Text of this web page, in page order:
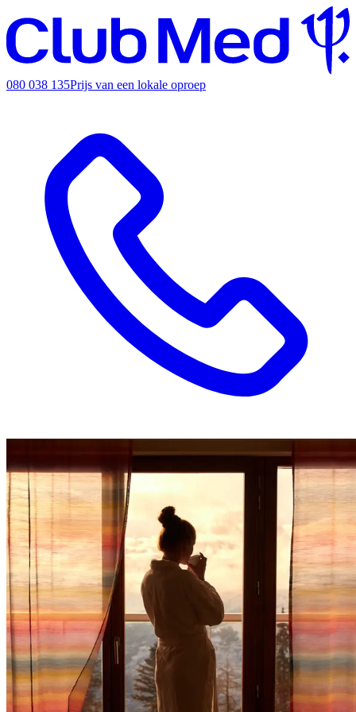
080 038 135Prijs van een lokale oproep